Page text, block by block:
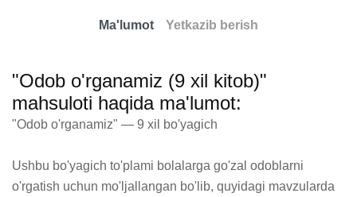
Ma'lumot Yetkazib berish
"Odob o'rganamiz (9 xil kitob)"
mahsuloti haqida ma'lumot:
"Odob o'rganamiz" — 9 xil bo'yagich
Ushbu bo'yagich to'plami bolalarga go'zal odoblarni
o'rgatish uchun mo'ljallangan bo'lib, quyidagi mavzularda